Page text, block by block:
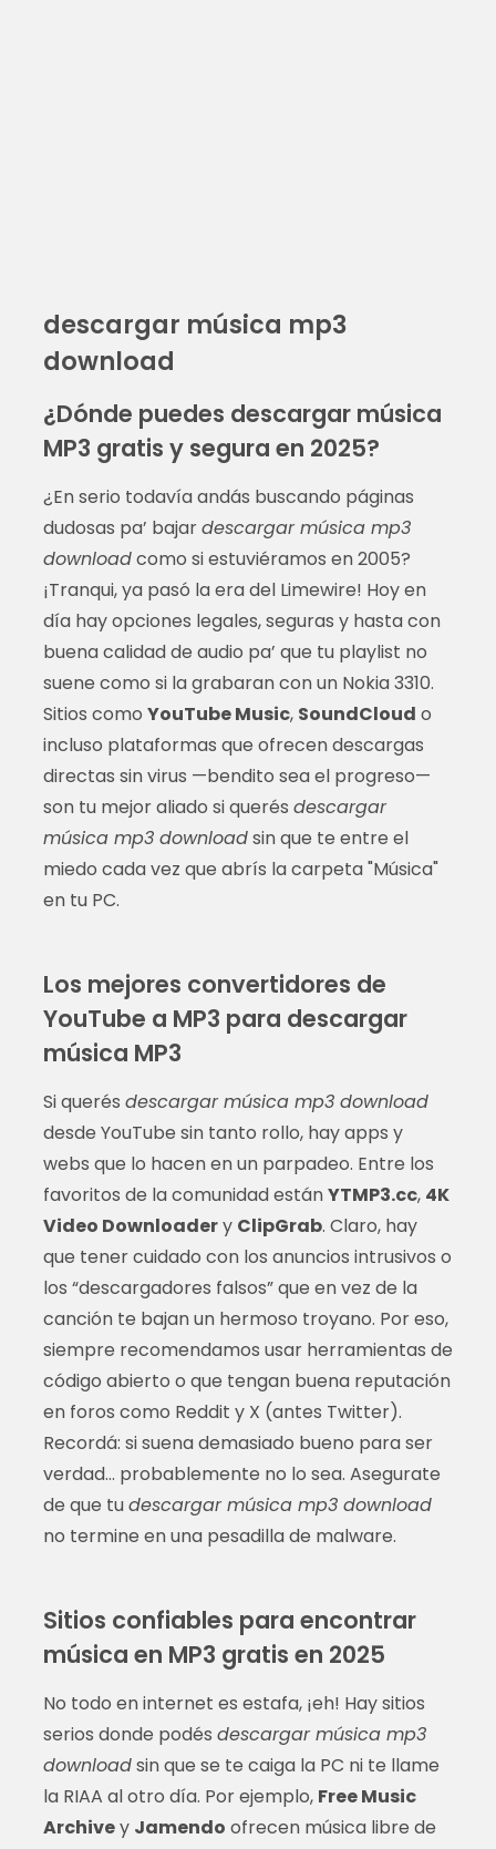
descargar música mp3
download
¿Dónde puedes descargar música
MP3 gratis y segura en 2025?
¿En serio todavía andás buscando páginas
dudosas pa’ bajardescargar música mp3
downloadcomo si estuviéramos en 2005?
¡Tranqui, ya pasó la era del Limewire! Hoy en
día hay opciones legales, seguras y hasta con
buena calidad de audio pa’ que tu playlist no
suene como si la grabaran con un Nokia 3310.
Sitios como YouTube Music, SoundCloud o
incluso plataformas que ofrecen descargas
directas sin virus —bendito sea el progreso—
son tu mejor aliado si querés descargar
música mp3 downloadsin que te entre el
miedo cada vez que abrís la carpeta "Música"
en tu PC.
Los mejores convertidores de
YouTube a MP3 para descargar
música MP3
Si querés descargar música mp3 download
desde YouTube sin tanto rollo, hay apps y
webs que lo hacen en un parpadeo. Entre los
favoritos de la comunidad estánYTMP3.cc, 4K
Video Downloadery ClipGrab. Claro, hay
que tener cuidado con los anuncios intrusivos o
los “descargadores falsos” que en vez de la
canción te bajan un hermoso troyano. Por eso,
siempre recomendamos usar herramientas de
código abierto o que tengan buena reputación
en foros como Reddit y X (antes Twitter).
Recordá: si suena demasiado bueno para ser
verdad… probablemente no lo sea. Asegurate
de que tudescargar música mp3 download
no termine en una pesadilla de malware.
Sitios confiables para encontrar
música en MP3 gratis en 2025
No todo en internet es estafa, ¡eh! Hay sitios
serios donde podés descargar música mp3
downloadsin que se te caiga la PC ni te llame
la RIAA al otro día. Por ejemplo, Free Music
Archivey Jamendo ofrecen música libre de